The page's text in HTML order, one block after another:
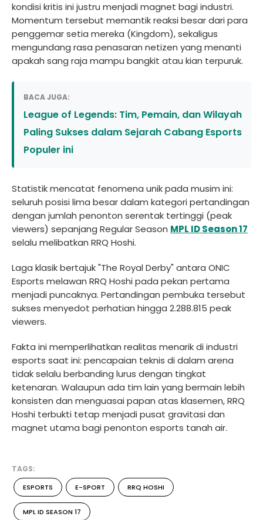
kondisi kritis ini justru menjadi magnet bagi industri.
Momentum tersebut memantik reaksi besar dari para
penggemar setia mereka (Kingdom), sekaligus
mengundang rasa penasaran netizen yang menanti
apakah sang raja mampu bangkit atau kian terpuruk.
BACA JUGA:
League of Legends: Tim, Pemain, dan Wilayah
Paling Sukses dalam Sejarah Cabang Esports
Populer ini
Statistik mencatat fenomena unik pada musim ini:
seluruh posisi lima besar dalam kategori pertandingan
dengan jumlah penonton serentak tertinggi (peak
viewers) sepanjang Regular Season MPL ID Season 17
selalu melibatkan RRQ Hoshi.
Laga klasik bertajuk "The Royal Derby" antara ONIC
Esports melawan RRQ Hoshi pada pekan pertama
menjadi puncaknya. Pertandingan pembuka tersebut
sukses menyedot perhatian hingga 2.288.815 peak
viewers.
Fakta ini memperlihatkan realitas menarik di industri
esports saat ini: pencapaian teknis di dalam arena
tidak selalu berbanding lurus dengan tingkat
ketenaran. Walaupun ada tim lain yang bermain lebih
konsisten dan menguasai papan atas klasemen, RRQ
Hoshi terbukti tetap menjadi pusat gravitasi dan
magnet utama bagi penonton esports tanah air.
TAGS:
ESPORTS E-SPORT RRQ HOSHI
MPL ID SEASON 17